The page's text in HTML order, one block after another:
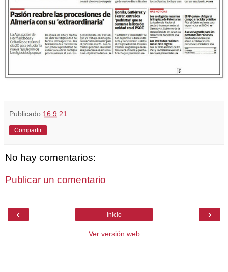
Publicado 16.9.21
Compartir
No hay comentarios:
Publicar un comentario
‹ ›
Inicio
Ver versión web